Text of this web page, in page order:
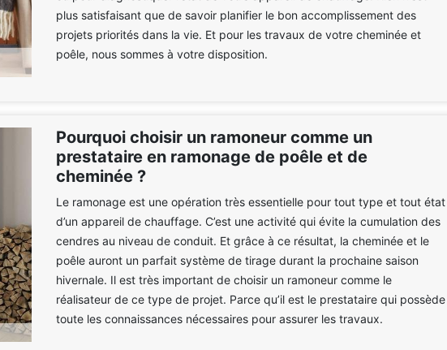
plus satisfaisant que de savoir planifier le bon accomplissement des
projets priorités dans la vie. Et pour les travaux de votre cheminée et
poêle, nous sommes à votre disposition.
Pourquoi choisir un ramoneur comme un
prestataire en ramonage de poêle et de
cheminée ?
Le ramonage est une opération très essentielle pour tout type et tout état
d’un appareil de chauffage. C’est une activité qui évite la cumulation des
cendres au niveau de conduit. Et grâce à ce résultat, la cheminée et le
poêle auront un parfait système de tirage durant la prochaine saison
hivernale. Il est très important de choisir un ramoneur comme le
réalisateur de ce type de projet. Parce qu’il est le prestataire qui possède
toute les connaissances nécessaires pour assurer les travaux.